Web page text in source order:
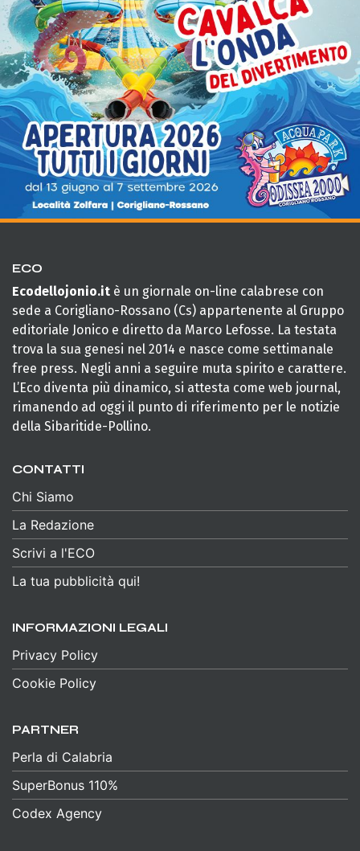
ECO
Ecodellojonio.it è un giornale on-line calabrese con
sede a Corigliano-Rossano (Cs) appartenente al Gruppo
editoriale Jonico e diretto da Marco Lefosse. La testata
trova la sua genesi nel 2014 e nasce come settimanale
free press. Negli anni a seguire muta spirito e carattere.
L’Eco diventa più dinamico, si attesta come web journal,
rimanendo ad oggi il punto di riferimento per le notizie
della Sibaritide-Pollino.
CONTATTI
Chi Siamo
La Redazione
Scrivi a l'ECO
La tua pubblicità qui!
INFORMAZIONI LEGALI
Privacy Policy
Cookie Policy
PARTNER
Perla di Calabria
SuperBonus 110%
Codex Agency